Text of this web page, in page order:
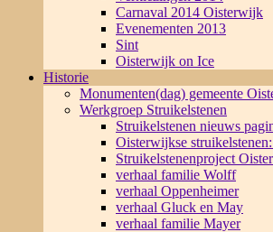
Carnaval 2014 Oisterwijk
Evenementen 2013
Sint
Oisterwijk on Ice
Historie
Monumenten(dag) gemeente
Werkgroep Struikelstenen
Struikelstenen nieuws
Oisterwijkse
Struikelstenenproject
verhaal familie Wolff
verhaal Oppenheimer
verhaal Gluck en May
verhaal familie Mayer